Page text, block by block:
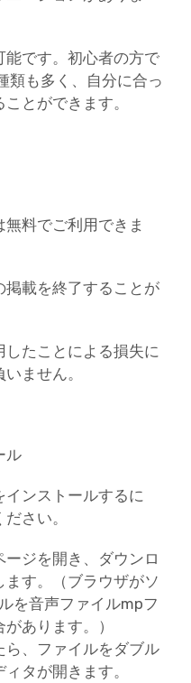
能です。初心者の方で
類も多く、自分に合っ
とができます。
無料でご利用できま
掲載を終了することが
したことによる損失に
ません。
ル
インストールするに
さい。
ジを開き、ダウンロ
す。（ブラウザがソ
を音声ファイルmpフ
あります。）
ら、ファイルをダブル
タが開きます。